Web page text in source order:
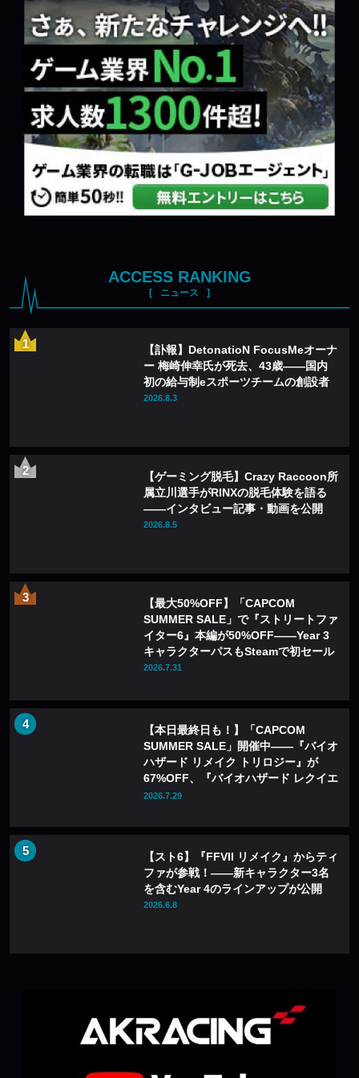
ACCESS RANKING
ニュース
【訃報】DetonatioN FocusMeオーナ
ー 梅崎伸幸氏が死去、43歳——国内
初の給与制eスポーツチームの創設者
2026.8.3
【ゲーミング脱毛】Crazy Raccoon所
属立川選手がRINXの脱毛体験を語る
——インタビュー記事・動画を公開
2026.8.5
【最大50%OFF】「CAPCOM
SUMMER SALE」で『ストリートファ
イター6』本編が50%OFF——Year 3
キャラクターパスもSteamで初セール
2026.7.31
【本日最終日も！】「CAPCOM
SUMMER SALE」開催中——『バイオ
ハザード リメイク トリロジー』が
67%OFF、『バイオハザード レクイエ
ム』も20%OFFに
2026.7.29
【スト6】『FFVII リメイク』からティ
ファが参戦！――新キャラクター3名
を含むYear 4のラインアップが公開
2026.6.8